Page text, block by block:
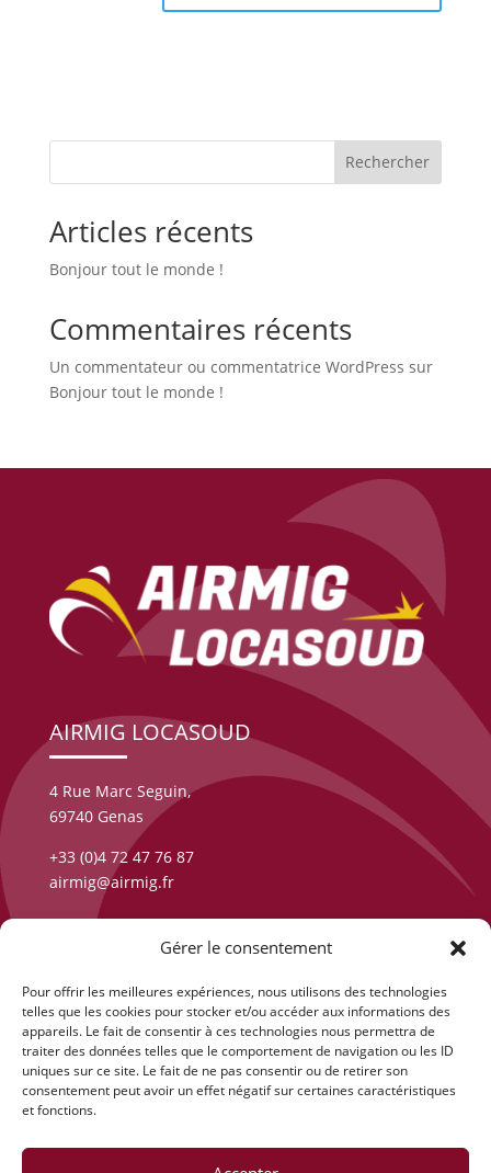
Gérer le consentement
Pour offrir les meilleures expériences, nous utilisons des technologies
telles que les cookies pour stocker et/ou accéder aux informations des
appareils. Le fait de consentir à ces technologies nous permettra de
traiter des données telles que le comportement de navigation ou les ID
uniques sur ce site. Le fait de ne pas consentir ou de retirer son
consentement peut avoir un effet négatif sur certaines caractéristiques
et fonctions.
Rechercher
Articles récents
Bonjour tout le monde !
Commentaires récents
Un commentateur ou commentatrice WordPress sur
Bonjour tout le monde !
AIRMIG LOCASOUD
4 Rue Marc Seguin,
69740 Genas
+33 (0)4 72 47 76 87
airmig@airmig.fr
Nous contacter
Nous localiser